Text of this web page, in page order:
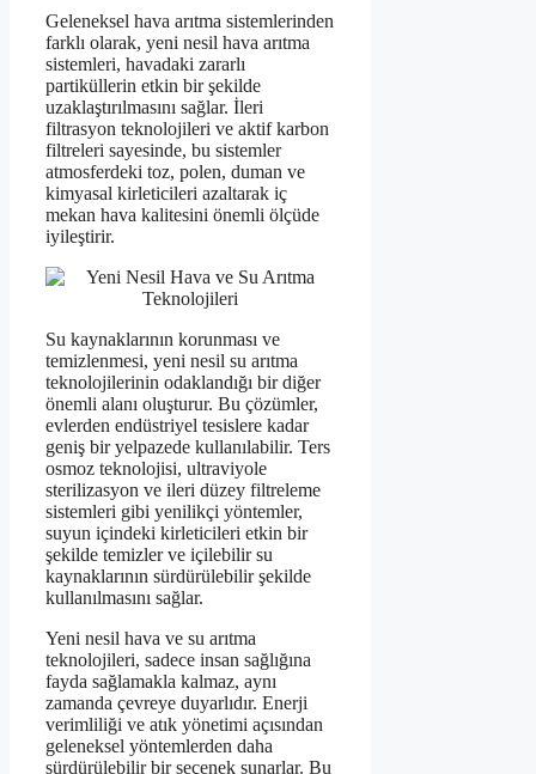
Geleneksel hava arıtma sistemlerinden
farklı olarak, yeni nesil hava arıtma
sistemleri, havadaki zararlı
partiküllerin etkin bir şekilde
uzaklaştırılmasını sağlar. İleri
filtrasyon teknolojileri ve aktif karbon
filtreleri sayesinde, bu sistemler
atmosferdeki toz, polen, duman ve
kimyasal kirleticileri azaltarak iç
mekan hava kalitesini önemli ölçüde
iyileştirir.
Su kaynaklarının korunması ve
temizlenmesi, yeni nesil su arıtma
teknolojilerinin odaklandığı bir diğer
önemli alanı oluşturur. Bu çözümler,
evlerden endüstriyel tesislere kadar
geniş bir yelpazede kullanılabilir. Ters
osmoz teknolojisi, ultraviyole
sterilizasyon ve ileri düzey filtreleme
sistemleri gibi yenilikçi yöntemler,
suyun içindeki kirleticileri etkin bir
şekilde temizler ve içilebilir su
kaynaklarının sürdürülebilir şekilde
kullanılmasını sağlar.
Yeni nesil hava ve su arıtma
teknolojileri, sadece insan sağlığına
fayda sağlamakla kalmaz, aynı
zamanda çevreye duyarlıdır. Enerji
verimliliği ve atık yönetimi açısından
geleneksel yöntemlerden daha
sürdürülebilir bir seçenek sunarlar. Bu